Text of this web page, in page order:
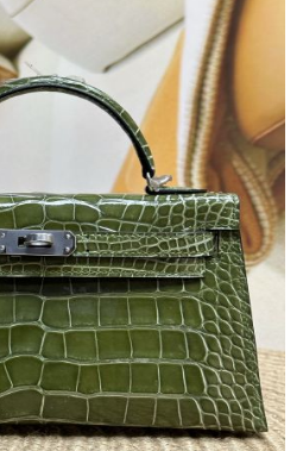
コピーのみ取扱い。最高品質の再現度を
間中のご注文でお得な割引をご利用いただ
パーコピー バッグ最新モデルが登場。